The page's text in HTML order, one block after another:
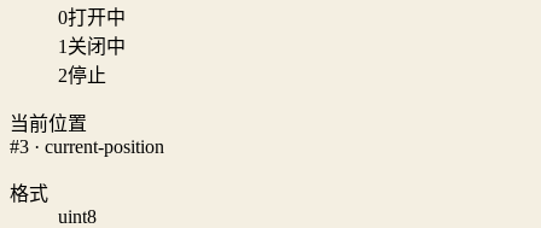
0打开中
1 关闭中
2停止
当前位置
#3 · current-position
格式
uint8